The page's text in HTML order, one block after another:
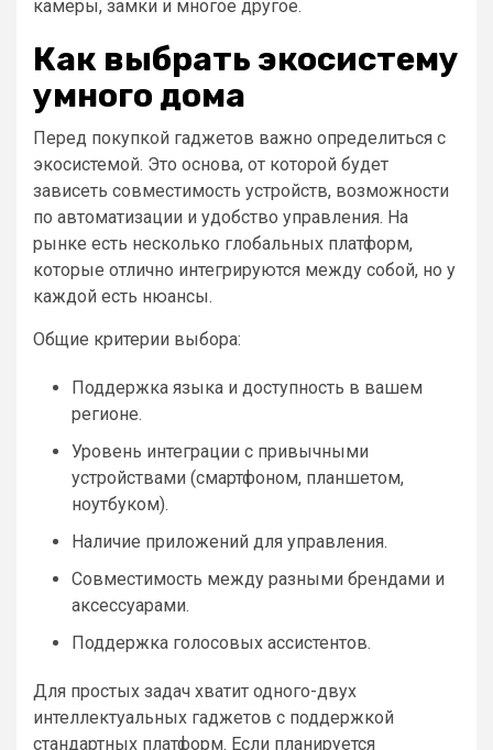
камеры, замки и многое другое.
Как выбрать экосистему
умного дома
Перед покупкой гаджетов важно определиться с
экосистемой. Это основа, от которой будет
зависеть совместимость устройств, возможности
по автоматизации и удобство управления. На
рынке есть несколько глобальных платформ,
которые отлично интегрируются между собой, но у
каждой есть нюансы.
Общие критерии выбора:
Поддержка языка и доступность в вашем
регионе.
Уровень интеграции с привычными
устройствами (смартфоном, планшетом,
ноутбуком).
Наличие приложений для управления.
Совместимость между разными брендами и
аксессуарами.
Поддержка голосовых ассистентов.
Для простых задач хватит одного-двух
интеллектуальных гаджетов с поддержкой
стандартных платформ. Если планируется